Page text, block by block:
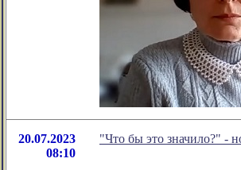
20.07.2023
08:10
"Что бы это значило?" -